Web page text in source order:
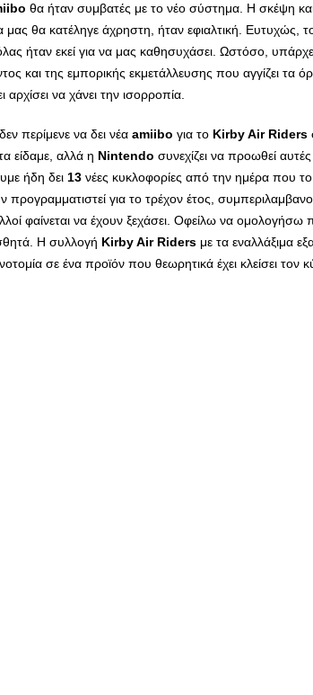
θα ήταν συμβατές με το νέο σύστημα. Η σκέψη
θα κατέληγε άχρηστη, ήταν εφιαλτική. Ευτυχώς,
ήταν εκεί για να μας καθησυχάσει. Ωστόσο,
και της εμπορικής εκμετάλλευσης που αγγίζει τα
αρχίσει να χάνει την ισορροπία.
περίμενε να δει νέα amiibo για το Kirby Air Riders
είδαμε, αλλά η Nintendo συνεχίζει να προωθεί
ήδη δει 13 νέες κυκλοφορίες από την ημέρα που το
προγραμματιστεί για το τρέχον έτος,
φαίνεται να έχουν ξεχάσει. Οφείλω να ομολογήσω
Η συλλογή Kirby Air Riders με τα εναλλάξιμα
σε ένα προϊόν που θεωρητικά έχει κλείσει τον